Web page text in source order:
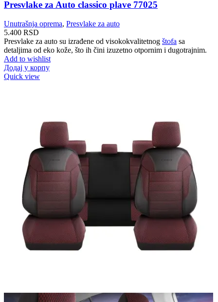
Presvlake za Auto classico plave 77025
Unutrašnja oprema, Presvlake za auto
5.400 RSD
Presvlake za auto su izrađene od visokokvalitetnog štofa sa
detaljima od eko kože, što ih čini izuzetno otpornim i dugotrajnim.
Add to wishlist
Додај у корпу
Quick view